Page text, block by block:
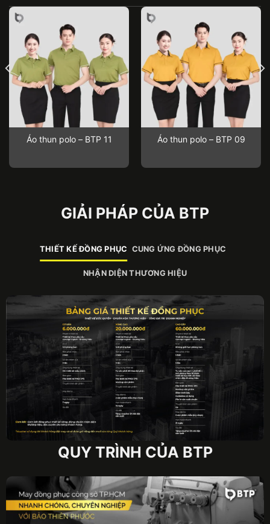
Áo thun polo – BTP 11 Áo thun polo – BTP 09
GIẢI PHÁP CỦA BTP
THIẾT KẾ ĐỒNG PHỤC CUNG ỨNG ĐỒNG PHỤC
NHẬN DIỆN THƯƠNG HIỆU
QUY TRÌNH CỦA BTP